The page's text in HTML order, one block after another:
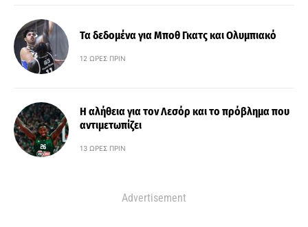
Τα δεδομένα για Μποθ Γκατς και Ολυμπιακό
12 ΏΡΕΣ ΠΡΙΝ
Η αλήθεια για τον Λεσόρ και το πρόβλημα που
αντιμετωπίζει
13 ΏΡΕΣ ΠΡΙΝ
Advertisement